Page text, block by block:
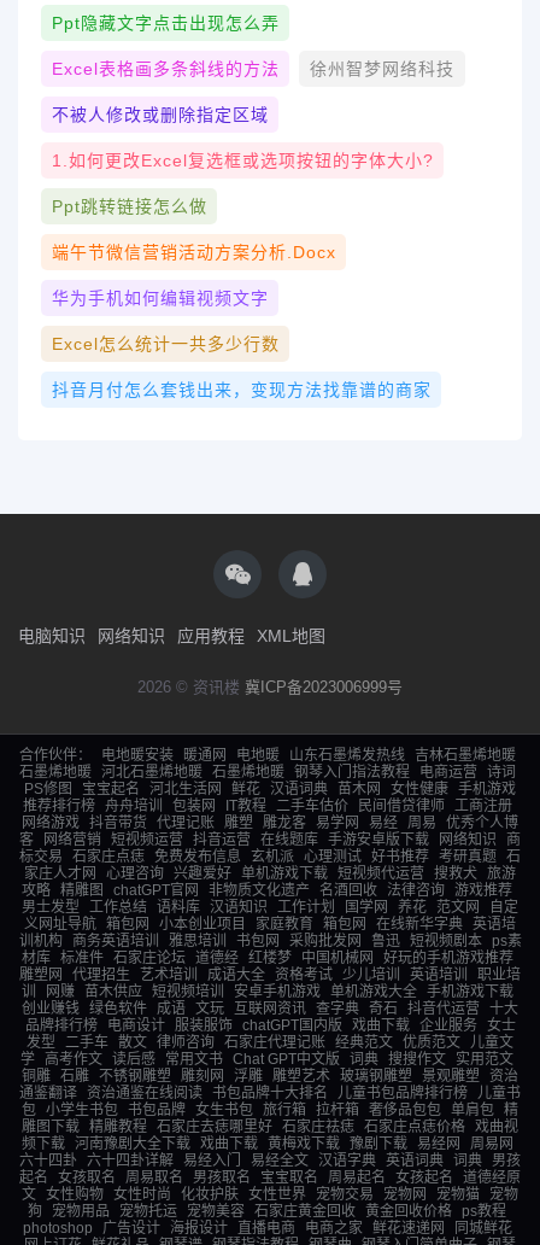
Ppt隐藏文字点击出现怎么弄
Excel表格画多条斜线的方法 徐州智梦网络科技
不被人修改或删除指定区域
1.如何更改Excel复选框或选项按钮的字体大小?
Ppt跳转链接怎么做
端午节微信营销活动方案分析.docx
华为手机如何编辑视频文字
Excel怎么统计一共多少行数
抖音月付怎么套钱出来，变现方法找靠谱的商家
电脑知识 网络知识 应用教程 XML地图
2026 © 资讯楼 冀ICP备2023006999号
合作伙伴： 电地暖安装 暖通网 电地暖 山东石墨烯发热线
吉林石墨烯地暖
石墨烯地暖
河北石墨烯地暖 石墨烯地暖 钢琴入门指法教程 电商运营
诗词
PS修图
宝宝起名 河北生活网 鲜花 汉语词典 苗木网 女性健康 手机游戏
推荐排行榜
舟舟培训 包装网 IT教程 二手车估价 民间借贷律师
工商注册
网络游戏 抖音带货 代理记账 雕塑 雕龙客 易学网 易经 周易
优秀个人博
客
网络营销 短视频运营 抖音运营 在线题库 手游安卓版下载 网络知识
商
标交易
石家庄点痣 免费发布信息 玄机派 心理测试 好书推荐 考研真题 石
家庄人才网
心理咨询 兴趣爱好 单机游戏下载 短视频代运营 搜救犬 旅游
攻略 精雕图 chatGPT官网 非物质文化遗产 名酒回收 法律咨询 游戏推荐
男士发型
工作总结 语料库 汉语知识 工作计划 国学网 养花 范文网
自定
义网址导航 箱包网 小本创业项目 家庭教育 箱包网 在线新华字典 英语培
训机构
商务英语培训 雅思培训 书包网 采购批发网 鲁迅 短视频剧本
ps素
材库
标准件 石家庄论坛 道德经 红楼梦 中国机械网
好玩的手机游戏推荐
雕塑网
代理招生 艺术培训 成语大全 资格考试 少儿培训 英语培训
职业培
训
网赚 苗木供应 短视频培训 安卓手机游戏 单机游戏大全
手机游戏下载
创业赚钱
绿色软件 成语 文玩 互联网资讯 查字典 奇石 抖音代运营 十大
品牌排行榜
电商设计 服装服饰 chatGPT国内版 戏曲下载 企业服务
女士
发型
二手车 散文 律师咨询 石家庄代理记账 经典范文 优质范文
儿童文
学 高考作文 读后感 常用文书 Chat GPT中文版 词典 搜搜作文
实用范文
铜雕 石雕 不锈钢雕塑 雕刻网 浮雕 雕塑艺术 玻璃钢雕塑 景观雕塑
资治
通鉴翻译
资治通鉴在线阅读 书包品牌十大排名 儿童书包品牌排行榜
儿童书
包 小学生书包 书包品牌 女生书包 旅行箱 拉杆箱 奢侈品包包 单肩包 精
雕图下载 精雕教程 石家庄去痣哪里好 石家庄祛痣 石家庄点痣价格 戏曲视
频下载
河南豫剧大全下载 戏曲下载 黄梅戏下载 豫剧下载 易经网
周易网
六十四卦
六十四卦详解 易经入门 易经全文 汉语字典 英语词典 词典
男孩
起名
女孩取名 周易取名 男孩取名 宝宝取名 周易起名 女孩起名
道德经原
文 女性购物 女性时尚 化妆护肤 女性世界 宠物交易 宠物网 宠物猫
宠物
狗
宠物用品 宠物托运 宠物美容 石家庄黄金回收 黄金回收价格
ps教程
photoshop
广告设计 海报设计 直播电商 电商之家 鲜花速递网
同城鲜花